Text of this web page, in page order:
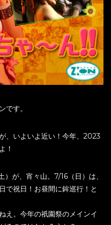
です。
、いよいよ近い！今年、2023
！
が、宵々山。7/16（日）は、
で祝日！お昼間に鉾巡行！と
え。今年の祇園祭のメインイ